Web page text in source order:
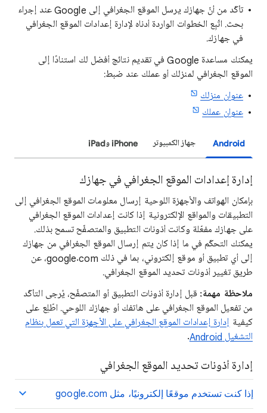
تأكّد من أنّ جهازك يرسل الموقع الجغرافي إلى Google عند إجراء
بحث. اتّبِع الخطوات الواردة أدناه لإدارة إعدادات الموقع الجغرافي
في جهازك.
يمكنك مساعدة Google في تقديم نتائج أفضل لك استنادًا إلى
الموقع الجغرافي لمنزلك أو عملك عند ضبط:
عنوان منزلك
عنوان عملك
Android جهاز الكمبيوتر iPhone وiPad
إدارة إعدادات الموقع الجغرافي في جهازك
بإمكان الهواتف والأجهزة اللوحية إرسال معلومات الموقع الجغرافي إلى
التطبيقات والمواقع الإلكترونية إذا كانت إعدادات الموقع الجغرافي
على جهازك مفعّلة وكانت أذونات التطبيق والمتصفّح تسمح بذلك.
يمكنك التحكّم في ما إذا كان يتم إرسال الموقع الجغرافي من جهازك
إلى أي تطبيق أو موقع إلكتروني، بما في ذلك google.com، عن
طريق تغيير أذونات تحديد الموقع الجغرافي.
ملاحظة مهمة: قبل إدارة أذونات التطبيق أو المتصفّح، يُرجى التأكّد
من تفعيل الموقع الجغرافي على هاتفك أو جهازك اللوحي. اطّلِع على
كيفية إدارة إعدادات الموقع الجغرافي على الأجهزة التي تعمل بنظام
التشغيل Android
.
إدارة أذونات تحديد الموقع الجغرافي
إذا كنت تستخدم موقعًا إلكترونيًا، مثل google.com